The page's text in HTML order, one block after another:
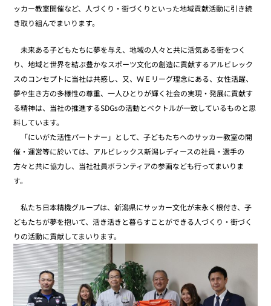
ッカー教室開催など、人づくり・街づくりといった地域貢献活動に引き続
き取り組んでまいります。
未来ある子どもたちに夢を与え、地域の人々と共に活気ある街をつく
り、地域と世界を結ぶ豊かなスポーツ文化の創造に貢献するアルビレック
スのコンセプトに当社は共感し、又、ＷＥリーグ理念にある、女性活躍、
夢や生き方の多様性の尊重、一人ひとりが輝く社会の実現・発展に貢献す
る精神は、当社の推進するSDGsの活動とベクトルが一致しているものと思
料しています。
「にいがた活性パートナー」として、子どもたちへのサッカー教室の開
催・運営等に於いては、アルビレックス新潟レディースの社員・選手の
方々と共に協力し、当社社員ボランティアの参画なども行ってまいりま
す。
私たち日本精機グループは、新潟県にサッカー文化が末永く根付き、子
どもたちが夢を抱いて、活き活きと暮らすことができる人づくり・街づく
りの活動に貢献してまいります。